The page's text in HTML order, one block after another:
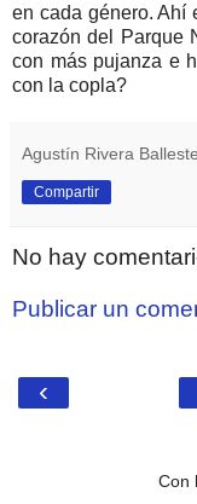
en cada género. Ahí
corazón del Parque
con más pujanza e
con la copla?
Agustín Rivera
Compartir
No hay
Publicar un
‹
Con